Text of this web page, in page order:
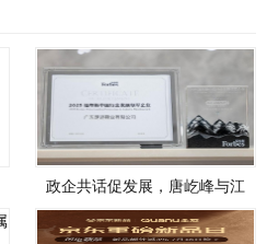
政企共话促发展，唐屹峰与江